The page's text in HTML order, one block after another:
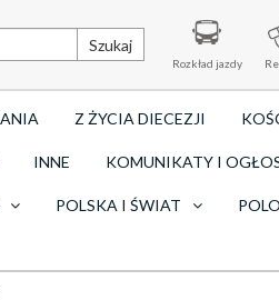
Szukaj
Rozkład jazdy
Z ŻYCIA DIECEZJI
INNE KOMUNIKATY I
POLSKA I ŚWIAT